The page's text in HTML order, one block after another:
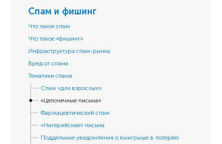
Спам и фишинг
Что такое спам
Что такое «фишинг»
Инфраструктура спам-рынка
Вред от спама
Тематики спама
Спам «для взрослых»
«Цепочечные письма»
Фармацевтический спам
«Нигерийские» письма
Поддельные уведомления о выигрыше в лотерею